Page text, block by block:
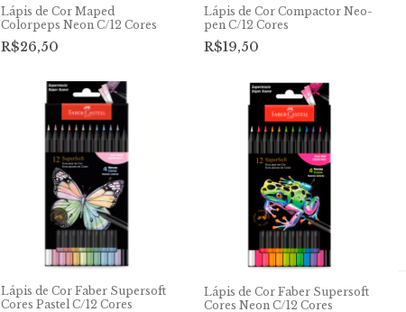
Lápis de Cor Maped
Colorpeps Neon C/12 Cores
R$26,50
Lápis de Cor Compactor Neo-
pen C/12 Cores
R$19,50
Lápis de Cor Faber Supersoft
Cores Pastel C/12 Cores
Lápis de Cor Faber Supersoft
Cores Neon C/12 Cores